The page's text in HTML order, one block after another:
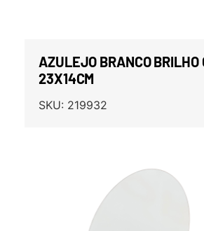
AZULEJO BRANCO BRILHO
23X14CM
SKU: 219932